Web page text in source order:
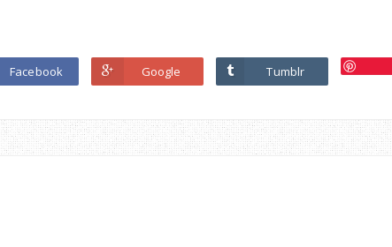
Facebook Google Tumblr